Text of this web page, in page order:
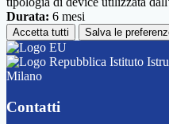
Durata: 6 mesi
Accetta tutti Salva le
Istituto
Milano
Contatti